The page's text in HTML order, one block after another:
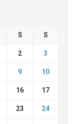
S S
2 3
9 10
16 17
23 24